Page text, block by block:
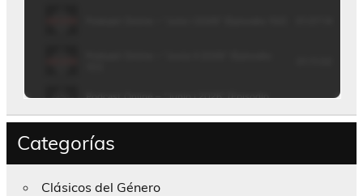
Categorías
Clásicos del Género